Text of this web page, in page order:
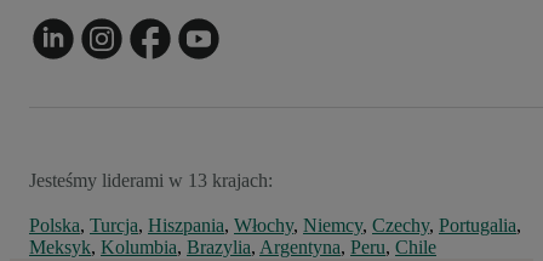
Jesteśmy liderami w 13 krajach:
Polska, Turcja, Hiszpania, Włochy, Niemcy, Czechy, Portugalia,
Meksyk, Kolumbia, Brazylia, Argentyna, Peru, Chile